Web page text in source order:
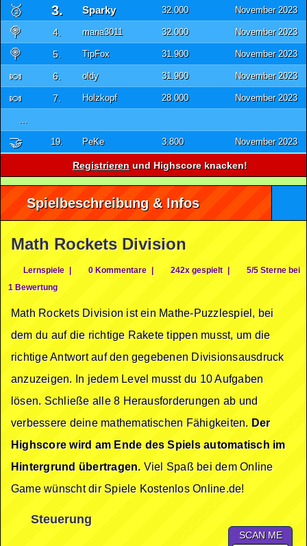
🥉 3. Sparky 32.000 November 2023
🍭 4. mana3011 32.000 November 2023
🍭 5. TipFox 31.900 November 2023
🍬 6. oldy 31.900 November 2023
🍬 7. Holzkopf 28.000 November 2023
...
🤝 19. PeKe 3.800 November 2023
Registrieren und Highscore knacken!
Spielbeschreibung & Infos
Math Rockets Division
Lernspiele | 0 Kommentare | 242x gespielt |
5/5 Sterne bei
1 Bewertung
Math Rockets Division ist ein Mathe-Puzzlespiel, bei
dem du auf die richtige Rakete tippen musst, um die
richtige Antwort auf den gegebenen Divisionsausdruck
anzuzeigen. In jedem Level musst du 10 Aufgaben
lösen. Schließe alle 8 Herausforderungen ab und
verbessere deine mathematischen Fähigkeiten. Der
Highscore wird am Ende des Spiels automatisch im
Hintergrund übertragen. Viel Spaß bei dem Online
Game wünscht dir Spiele Kostenlos Online.de!
Steuerung
SCAN ME